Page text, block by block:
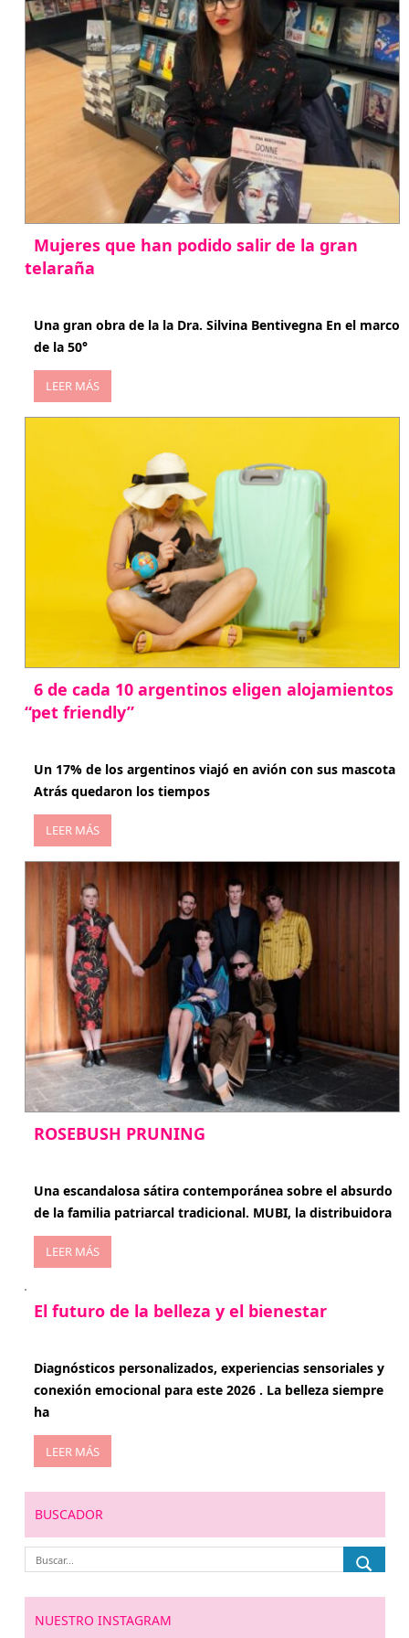
Mujeres que han podido salir de la gran
telaraña
Una gran obra de la la Dra. Silvina Bentivegna En el marco
de la 50°
LEER MÁS
6 de cada 10 argentinos eligen alojamientos
“pet friendly”
Un 17% de los argentinos viajó en avión con sus mascota
Atrás quedaron los tiempos
LEER MÁS
ROSEBUSH PRUNING
Una escandalosa sátira contemporánea sobre el absurdo
de la familia patriarcal tradicional. MUBI, la distribuidora
LEER MÁS
El futuro de la belleza y el bienestar
Diagnósticos personalizados, experiencias sensoriales y
conexión emocional para este 2026 . La belleza siempre
ha
LEER MÁS
BUSCADOR
NUESTRO INSTAGRAM